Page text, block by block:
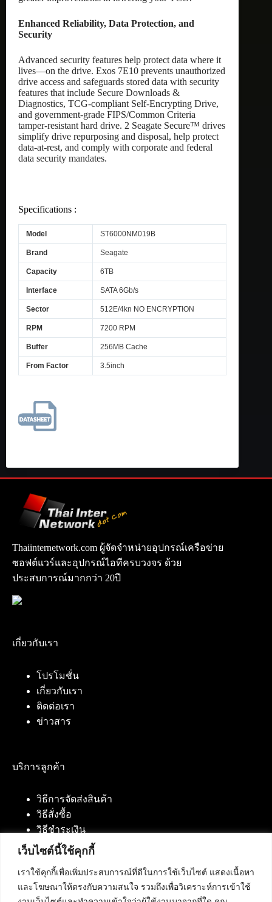
เว็บไซต์นี้ใช้คุกกี้
เราใช้คุกกี้เพื่อเพิ่มประสบการณ์ที่ดีในการใช้เว็บไซต์ แสดงเนื้อหา
และโฆษณาให้ตรงกับความสนใจ รวมถึงเพื่อวิเคราะห์การเข้าใช้
Enhanced Reliability, Data Protection, and
Security
Advanced security features help protect data where it
lives—on the drive. Exos 7E10 prevents unauthorized
drive access and safeguards stored data with security
features that include Secure Downloads &
Diagnostics, TCG-compliant Self-Encrypting Drive,
and government-grade FIPS/Common Criteria
tamper-resistant hard drive. 2 Seagate Secure™ drives
simplify drive repurposing and disposal, help protect
data-at-rest, and comply with corporate and federal
data security mandates.
Specifications :
Model ST6000NM019B
Brand Seagate
Capacity 6TB
Interface SATA 6Gb/s
Sector 512E/4kn NO ENCRYPTION
RPM 7200 RPM
Buffer 256MB Cache
From Factor 3.5inch
Thaiinternetwork.com ผู้จัดจำหน่ายอุปกรณ์เครือข่าย
ซอฟต์แวร์และอุปกรณ์ไอทีครบวงจร ด้วย
ประสบการณ์มากกว่า 20ปี
เกี่ยวกับเรา
โปรโมชั่น
เกี่ยวกับเรา
ติดต่อเรา
ข่าวสาร
บริการลูกค้า
วิธีการจัดส่งสินค้า
วิธีสั่งซื้อ
วิธีชำระเงิน
ติดต่อเรา